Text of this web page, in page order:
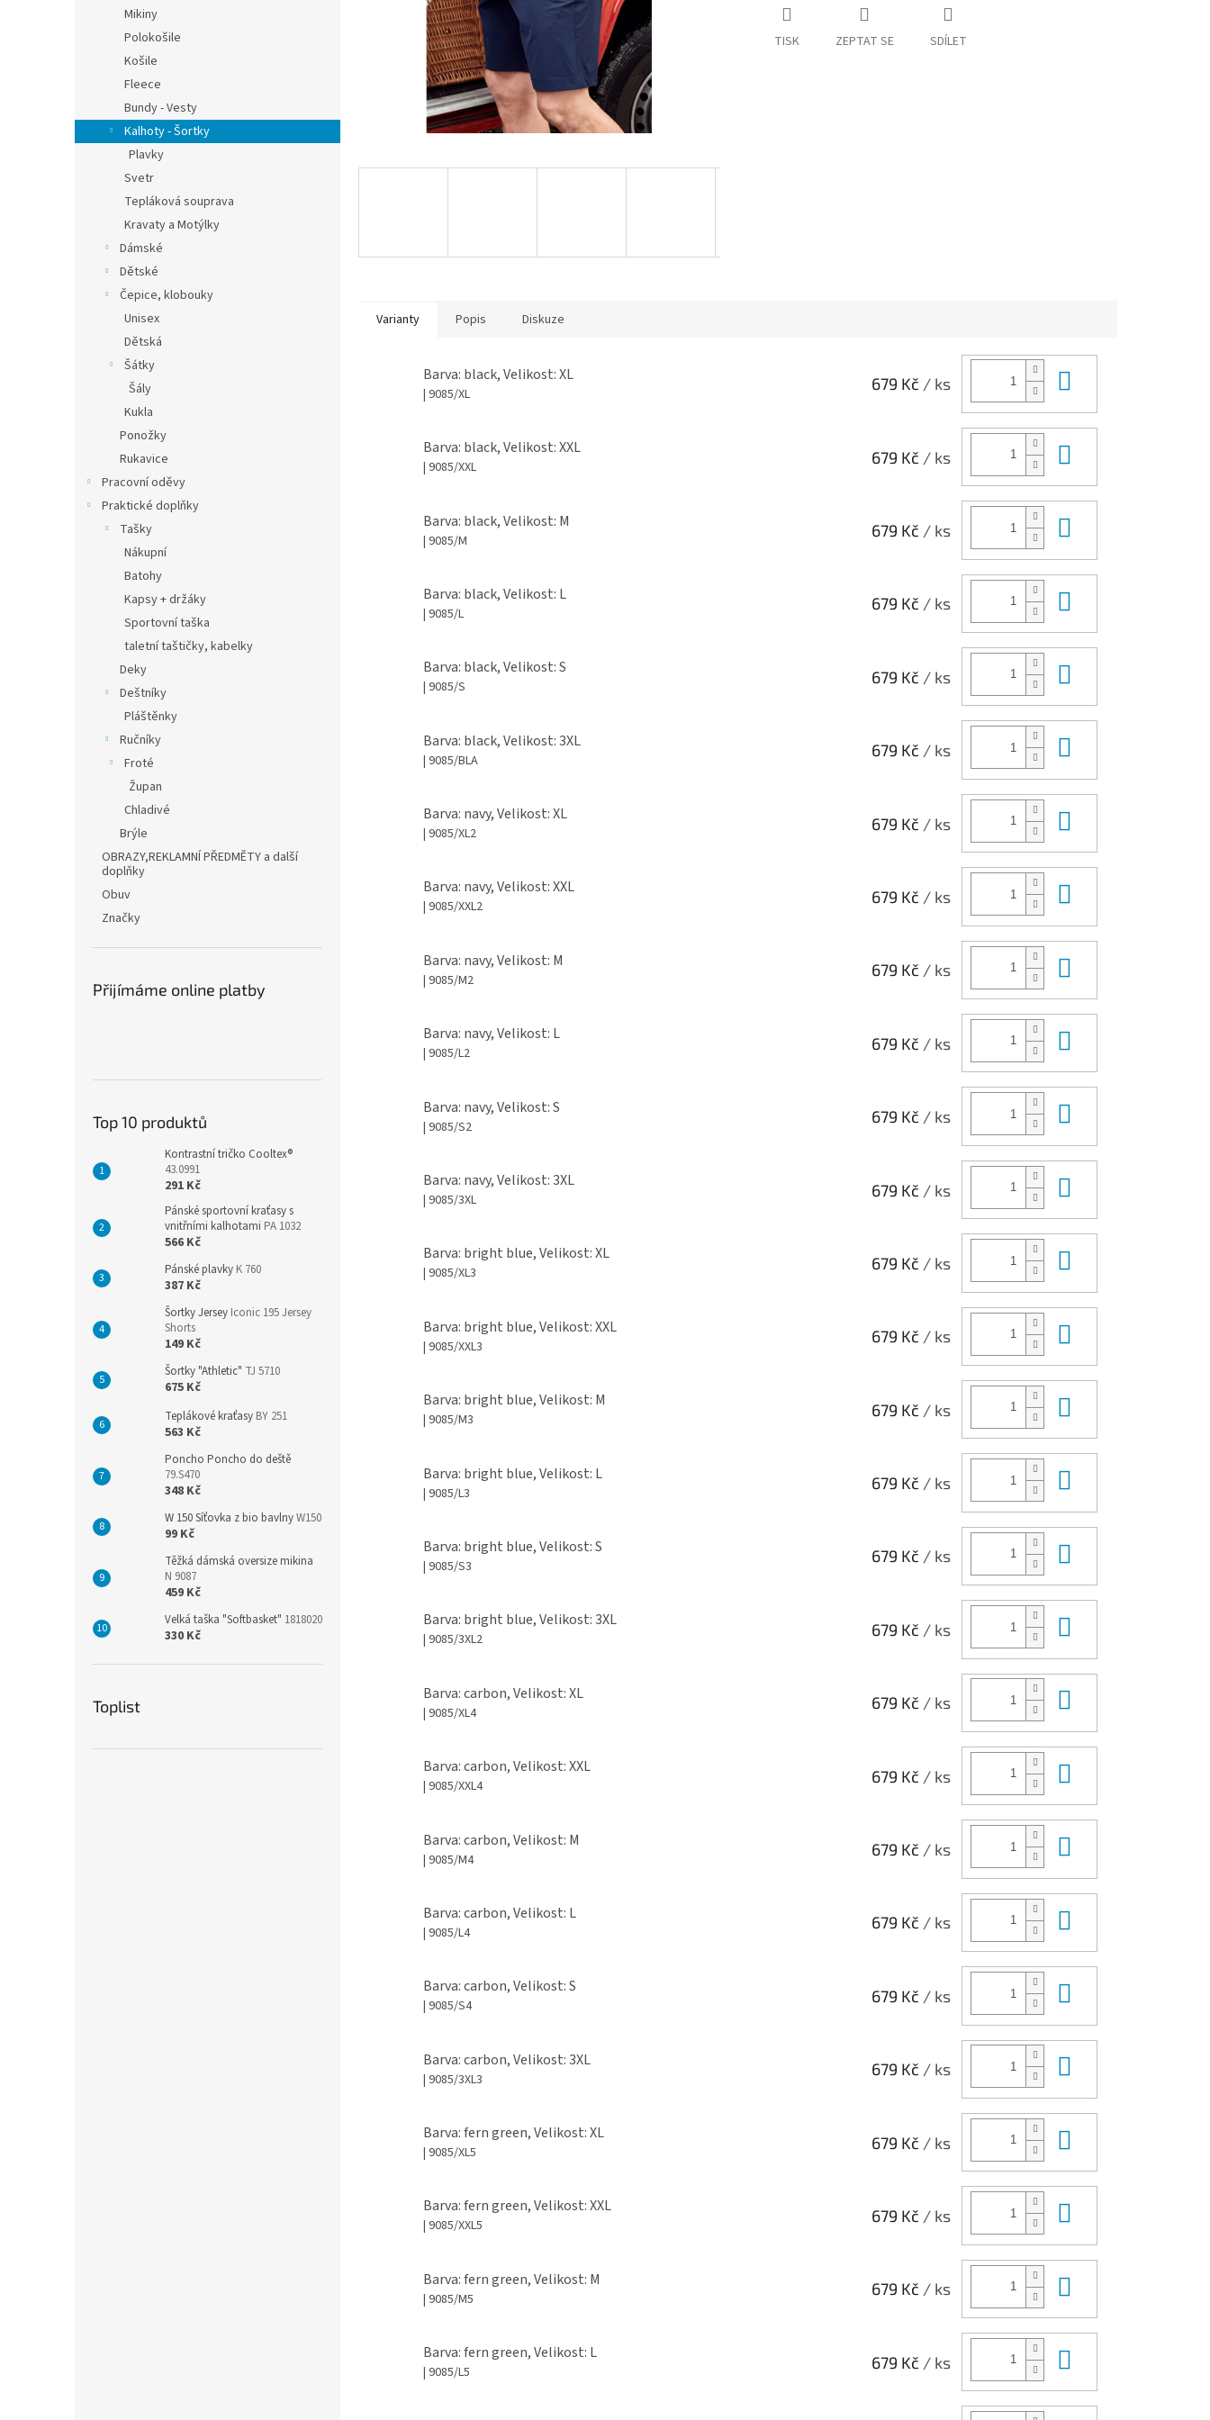
Mikiny
Polokošile
Košile
Fleece
Bundy - Vesty
Kalhoty - Šortky
Plavky
Svetr
Tepláková souprava
Kravaty a Motýlky
Dámské
Dětské
Čepice, klobouky
Unisex
Dětská
Šátky
Šály
Kukla
Ponožky
Rukavice
Pracovní oděvy
Praktické doplňky
Tašky
Nákupní
Batohy
Kapsy + držáky
Sportovní taška
taletní taštičky, kabelky
Deky
Deštníky
Pláštěnky
Ručníky
Froté
Župan
Chladivé
Brýle
OBRAZY,REKLAMNÍ PŘEDMĚTY a další
doplňky
Obuv
Značky
Přijímáme online platby
Top 10 produktů
Kontrastní tričko Cooltex®
43.0991
291 Kč
Pánské sportovní kraťasy s
vnitřními kalhotami PA 1032
566 Kč
Pánské plavky K 760
387 Kč
Šortky Jersey Iconic 195 Jersey
Shorts
149 Kč
Šortky "Athletic" TJ 5710
675 Kč
Teplákové kraťasy BY 251
563 Kč
Poncho Poncho do deště
79.S470
348 Kč
W 150 Síťovka z bio bavlnyW150
99 Kč
Těžká dámská oversize mikina
N 9087
459 Kč
Velká taška "Softbasket" 1818020
330 Kč
Toplist
TISK ZEPTAT SE SDÍLET
Varianty Popis Diskuze
Barva: black, Velikost: XL
| 9085/XL
679 Kč / ks
Barva: black, Velikost: XXL
| 9085/XXL
679 Kč / ks
Barva: black, Velikost: M
| 9085/M
679 Kč / ks
Barva: black, Velikost: L
| 9085/L
679 Kč / ks
Barva: black, Velikost: S
| 9085/S
679 Kč / ks
Barva: black, Velikost: 3XL
| 9085/BLA
679 Kč / ks
Barva: navy, Velikost: XL
| 9085/XL2
679 Kč / ks
Barva: navy, Velikost: XXL
| 9085/XXL2
679 Kč / ks
Barva: navy, Velikost: M
| 9085/M2
679 Kč / ks
Barva: navy, Velikost: L
| 9085/L2
679 Kč / ks
Barva: navy, Velikost: S
| 9085/S2
679 Kč / ks
Barva: navy, Velikost: 3XL
| 9085/3XL
679 Kč / ks
Barva: bright blue, Velikost: XL
| 9085/XL3
679 Kč / ks
Barva: bright blue, Velikost: XXL
| 9085/XXL3
679 Kč / ks
Barva: bright blue, Velikost: M
| 9085/M3
679 Kč / ks
Barva: bright blue, Velikost: L
| 9085/L3
679 Kč / ks
Barva: bright blue, Velikost: S
| 9085/S3
679 Kč / ks
Barva: bright blue, Velikost: 3XL
| 9085/3XL2
679 Kč / ks
Barva: carbon, Velikost: XL
| 9085/XL4
679 Kč / ks
Barva: carbon, Velikost: XXL
| 9085/XXL4
679 Kč / ks
Barva: carbon, Velikost: M
| 9085/M4
679 Kč / ks
Barva: carbon, Velikost: L
| 9085/L4
679 Kč / ks
Barva: carbon, Velikost: S
| 9085/S4
679 Kč / ks
Barva: carbon, Velikost: 3XL
| 9085/3XL3
679 Kč / ks
Barva: fern green, Velikost: XL
| 9085/XL5
679 Kč / ks
Barva: fern green, Velikost: XXL
| 9085/XXL5
679 Kč / ks
Barva: fern green, Velikost: M
| 9085/M5
679 Kč / ks
Barva: fern green, Velikost: L
| 9085/L5
679 Kč / ks